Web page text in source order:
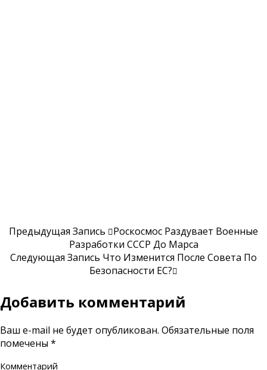
Предыдущая Запись
Роскосмос Раздувает Военные
Разработки СССР До Марса
Следующая Запись Что Изменится После Совета По
Безопасности ЕС?
Добавить комментарий
Ваш e-mail не будет опубликован. Обязательные поля
помечены *
Комментарий